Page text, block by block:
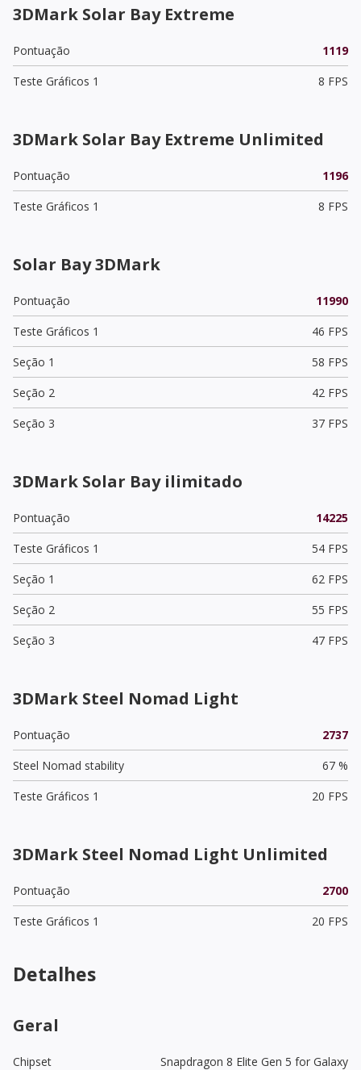
3DMark Solar Bay Extreme
Pontuação
1119
Teste Gráficos 1
8 FPS
3DMark Solar Bay Extreme Unlimited
Pontuação
1196
Teste Gráficos 1
8 FPS
Solar Bay 3DMark
Pontuação
11990
Teste Gráficos 1
46 FPS
Seção 1
58 FPS
Seção 2
42 FPS
Seção 3
37 FPS
3DMark Solar Bay ilimitado
Pontuação
14225
Teste Gráficos 1
54 FPS
Seção 1
62 FPS
Seção 2
55 FPS
Seção 3
47 FPS
3DMark Steel Nomad Light
Pontuação
2737
Steel Nomad stability
67 %
Teste Gráficos 1
20 FPS
3DMark Steel Nomad Light Unlimited
Pontuação
2700
Teste Gráficos 1
20 FPS
Detalhes
Geral
Chipset
Snapdragon 8 Elite Gen 5 for Galaxy